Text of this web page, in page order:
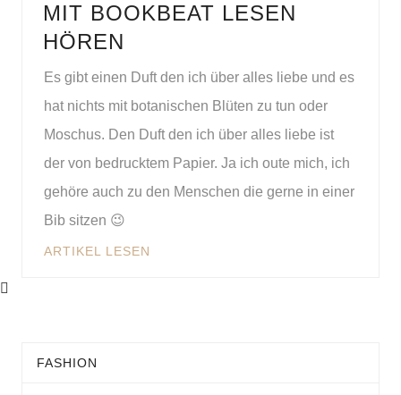
MIT BOOKBEAT LESEN
HÖREN
Es gibt einen Duft den ich über alles liebe und es
hat nichts mit botanischen Blüten zu tun oder
Moschus. Den Duft den ich über alles liebe ist
der von bedrucktem Papier. Ja ich oute mich, ich
gehöre auch zu den Menschen die gerne in einer
Bib sitzen 😉
ARTIKEL LESEN
FASHION